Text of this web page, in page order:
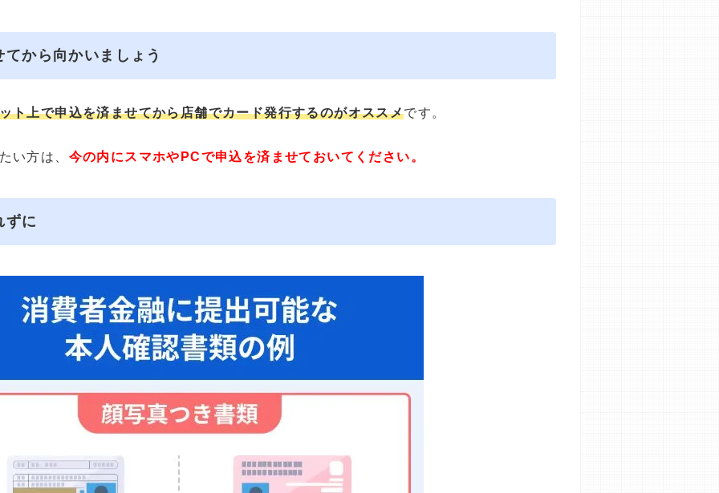
から向かいましょう
ト上で申込を済ませてから店舗でカード発行するのがオススメです。
い方は、 今の内にスマホやPCで申込を済ませておいてください。
ずに